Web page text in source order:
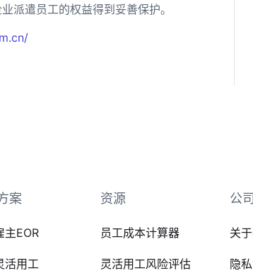
派遣员工的权益得到妥善保护。
案
主EOR
活用工
资源
员工成本计算器
灵活用工风险评估
公
关
隐